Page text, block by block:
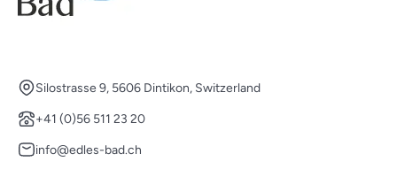
Silostrasse 9, 5606 Dintikon, Switzerland
+41 (0)56 511 23 20
info@edles-bad.ch